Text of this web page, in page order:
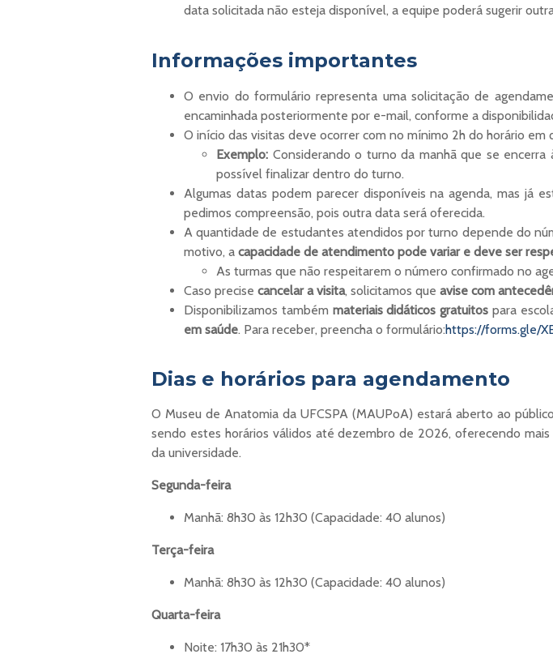
data solicitada não esteja disponível, a equipe poderá sugerir
Informações importantes
O envio do formulário representa uma solicitação de
encaminhada posteriormente por e-mail, conforme a
O início das visitas deve ocorrer com no mínimo 2h do horário em
Exemplo: Considerando o turno da manhã que se
possível finalizar dentro do turno.
Algumas datas podem parecer disponíveis na agenda, mas já
pedimos compreensão, pois outra data será oferecida.
A quantidade de estudantes atendidos por turno depende do
motivo, a capacidade de atendimento pode variar e deve ser
As turmas que não respeitarem o número confirmado no
Caso precise cancelar a visita, solicitamos que avise com
Disponibilizamos também materiais didáticos gratuitos para
em saúde. Para receber, preencha o formulário:https://forms.gle/
Dias e horários para agendamento
O Museu de Anatomia da UFCSPA (MAUPoA) estará aberto ao
sendo estes horários válidos até dezembro de 2026, oferecendo
da universidade.
Segunda-feira
Manhã: 8h30 às 12h30 (Capacidade: 40 alunos)
Terça-feira
Manhã: 8h30 às 12h30 (Capacidade: 40 alunos)
Quarta-feira
Noite: 17h30 às 21h30*